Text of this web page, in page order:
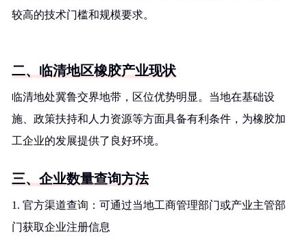
较高的技术门槛和规模要求。
二、临清地区橡胶产业现状
临清地处冀鲁交界地带，区位优势明显。当地在基础设
施、政策扶持和人力资源等方面具备有利条件，为橡胶加
工企业的发展提供了良好环境。
三、企业数量查询方法
1. 官方渠道查询：可通过当地工商管理部门或产业主管部
门获取企业注册信息